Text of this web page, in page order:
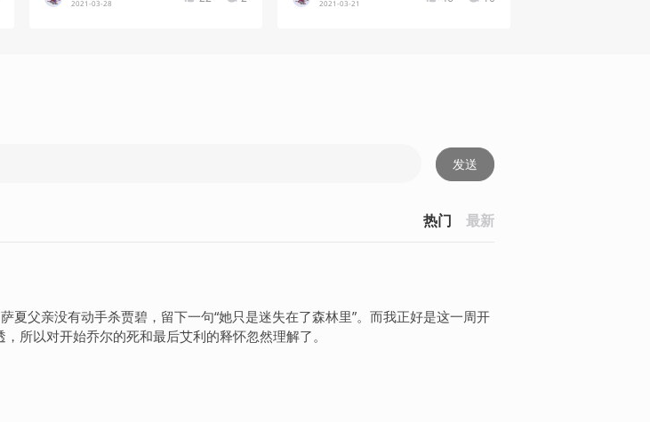
2021-03-28 2021-03-21
发送
热门 最新
夏父亲没有动手杀贾碧，留下一句“她只是迷失在了森林里”。而我正好是这一周开
所以对开始乔尔的死和最后艾利的释怀忽然理解了。